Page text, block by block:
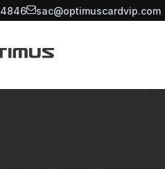
sac@optimuscardvip.com